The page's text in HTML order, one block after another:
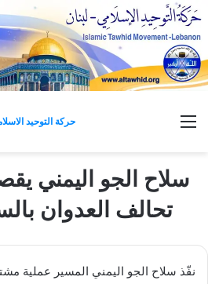
حركة التوحيد
سلاح الجو اليمني
تحالف العدوان
نفّذ سلاح الجو اليمني المسير عملية